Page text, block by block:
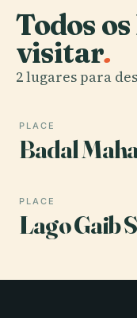
Todos
visitar.
2 lugares para
PLACE
Badal
PLACE
Lago Gaib